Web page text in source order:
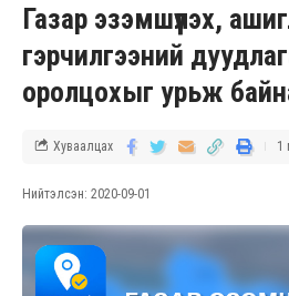
Газар эзэмшүүлэх,
гэрчилгээний
оролцохыг урьж
Нийтэлсэн: 2020-09-01
Хуваалцах 1